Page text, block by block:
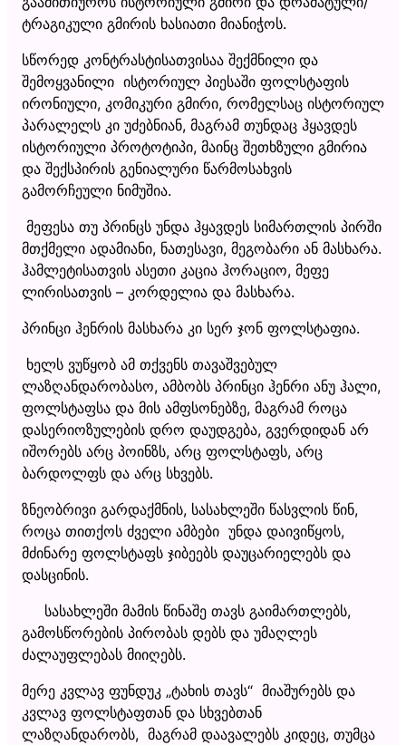
ტრაგიკული გმირის ხასიათი მიანიჭოს.
სწორედ კონტრასტისათვისაა შექმნილი და
შემოყვანილი ისტორიულ პიესაში ფოლსტაფის
ირონიული, კომიკური გმირი, რომელსაც ისტორიულ
პარალელს კი უძებნიან, მაგრამ თუნდაც ჰყავდეს
ისტორიული პროტოტიპი, მაინც შეთხზული გმირია
და შექსპირის გენიალური წარმოსახვის
გამორჩეული ნიმუშია.
მეფესა თუ პრინცს უნდა ჰყავდეს სიმართლის პირში
მთქმელი ადამიანი, ნათესავი, მეგობარი ან მასხარა.
ჰამლეტისათვის ასეთი კაცია ჰორაციო, მეფე
ლირისათვის – კორდელია და მასხარა.
პრინცი ჰენრის მასხარა კი სერ ჯონ ფოლსტაფია.
ხელს ვუწყობ ამ თქვენს თავაშვებულ
ლაზღანდარობასო, ამბობს პრინცი ჰენრი ანუ ჰალი,
ფოლსტაფსა და მის ამფსონებზე, მაგრამ როცა
დასერიოზულების დრო დაუდგება, გვერდიდან არ
იშორებს არც პოინზს, არც ფოლსტაფს, არც
ბარდოლფს და არც სხვებს.
ზნეობრივი გარდაქმნის, სასახლეში წასვლის წინ,
როცა თითქოს ძველი ამბები უნდა დაივიწყოს,
მძინარე ფოლსტაფს ჯიბეებს დაუცარიელებს და
დასცინის.
სასახლეში მამის წინაშე თავს გაიმართლებს,
გამოსწორების პირობას დებს და უმაღლეს
ძალაუფლებას მიიღებს.
მერე კვლავ ფუნდუკ „ტახის თავს“ მიაშურებს და
კვლავ ფოლსტაფთან და სხვებთან
ლაზღანდარობს, მაგრამ დაავალებს კიდეც, თუმცა